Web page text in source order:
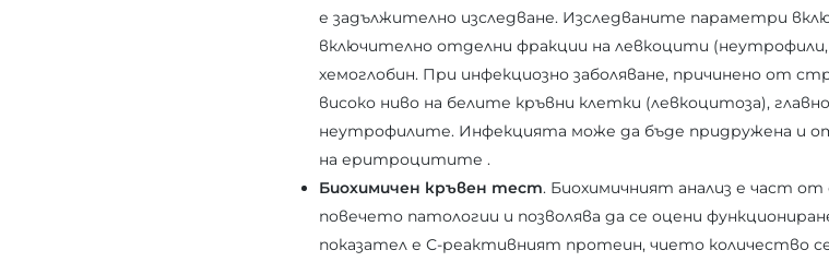
е задължително изследване. Изследваните параметри
включително отделни фракции на левкоцити
хемоглобин. При инфекциозно заболяване, причинено от
високо ниво на белите кръвни клетки (левкоцитоза),
неутрофилите. Инфекцията може да бъде придружена и
на еритроцитите .
Биохимичен кръвен тест. Биохимичният анализ е част от
повечето патологии и позволява да се оцени
показател е С-реактивният протеин, чието количество